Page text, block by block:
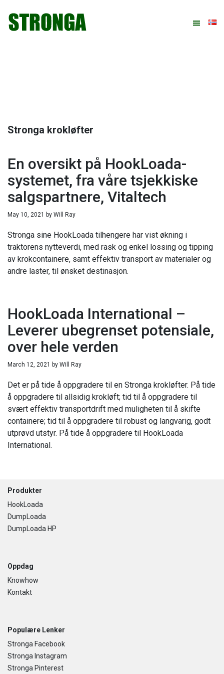
primær
hovedinnhold
primært
bunntekst
Stronga krokløfter
En oversikt på HookLoada-
systemet, fra våre tsjekkiske
salgspartnere, Vitaltech
May 10, 2021 by Will Ray
Stronga sine HookLoada tilhengere har vist økning i
traktorens nytteverdi, med rask og enkel lossing og tipping
av krokcontainere, samt effektiv transport av materialer og
andre laster, til ønsket destinasjon.
HookLoada International –
Leverer ubegrenset potensiale,
over hele verden
March 12, 2021 by Will Ray
Det er på tide å oppgradere til en Stronga krokløfter. På tide
å oppgradere til allsidig krokløft; tid til å oppgradere til
svært effektiv transportdrift med muligheten til å skifte
containere; tid til å oppgradere til robust og langvarig, godt
utprøvd utstyr. På tide å oppgradere til HookLoada
International.
Footer
Produkter
HookLoada
DumpLoada
DumpLoada HP
Oppdag
Knowhow
Kontakt
Populære Lenker
Stronga Facebook
Stronga Instagram
Stronga Pinterest